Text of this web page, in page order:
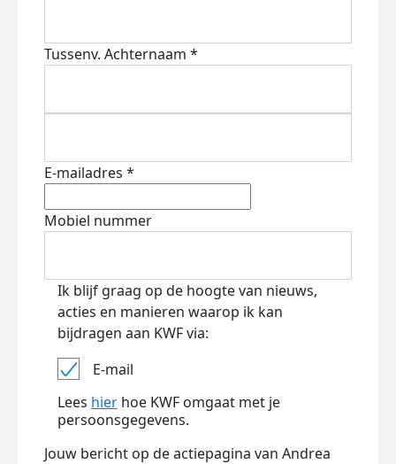
Tussenv. Achternaam *
E-mailadres *
Mobiel nummer
Ik blijf graag op de hoogte van nieuws,
acties en manieren waarop ik kan
bijdragen aan KWF via:
E-mail
Lees hier hoe KWF omgaat met je
persoonsgegevens.
Jouw bericht op de actiepagina van Andrea